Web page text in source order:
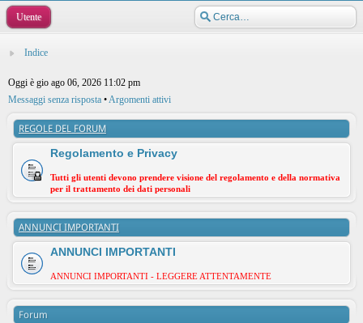
Utente
Indice
Oggi è gio ago 06, 2026 11:02 pm
Messaggi senza risposta •Argomenti attivi
REGOLE DEL FORUM
Regolamento e Privacy
Tutti gli utenti devono prendere visione del regolamento e della normativa
per il trattamento dei dati personali
ANNUNCI IMPORTANTI
ANNUNCI IMPORTANTI
ANNUNCI IMPORTANTI - LEGGERE ATTENTAMENTE
Forum